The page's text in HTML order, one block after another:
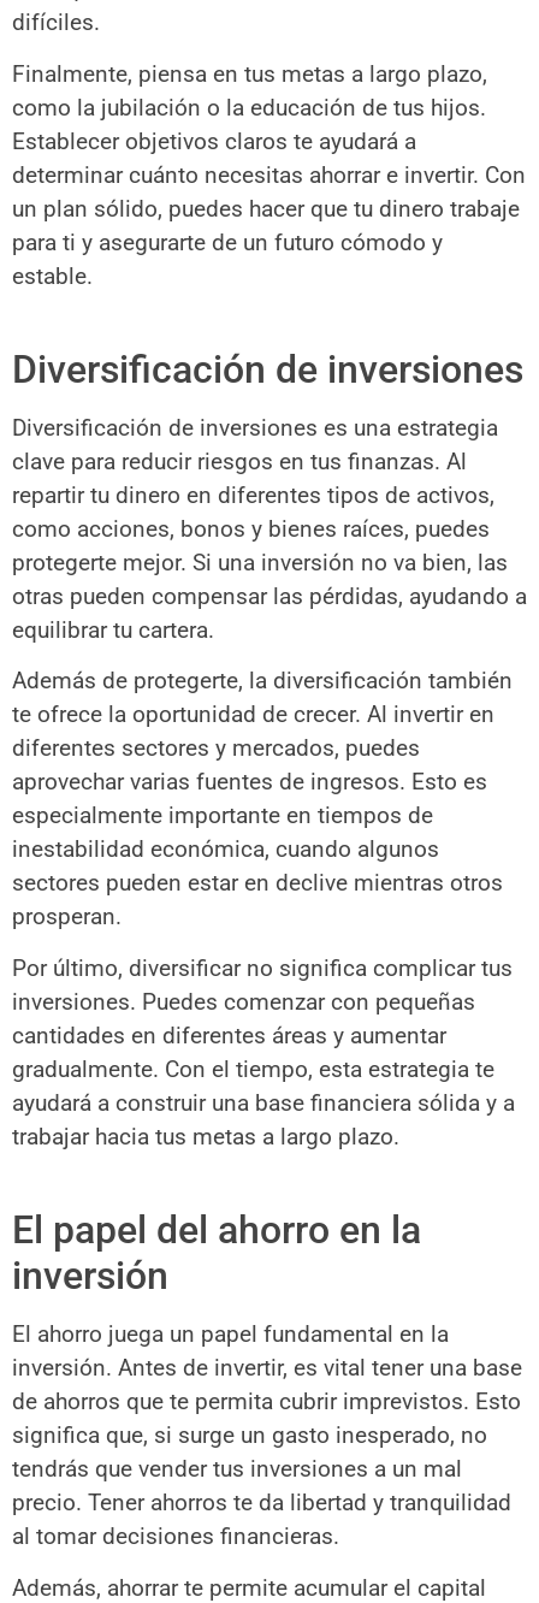
difíciles.
Finalmente, piensa en tus metas a largo plazo,
como la jubilación o la educación de tus hijos.
Establecer objetivos claros te ayudará a
determinar cuánto necesitas ahorrar e invertir. Con
un plan sólido, puedes hacer que tu dinero trabaje
para ti y asegurarte de un futuro cómodo y
estable.
Diversificación de inversiones
Diversificación de inversiones es una estrategia
clave para reducir riesgos en tus finanzas. Al
repartir tu dinero en diferentes tipos de activos,
como acciones, bonos y bienes raíces, puedes
protegerte mejor. Si una inversión no va bien, las
otras pueden compensar las pérdidas, ayudando a
equilibrar tu cartera.
Además de protegerte, la diversificación también
te ofrece la oportunidad de crecer. Al invertir en
diferentes sectores y mercados, puedes
aprovechar varias fuentes de ingresos. Esto es
especialmente importante en tiempos de
inestabilidad económica, cuando algunos
sectores pueden estar en declive mientras otros
prosperan.
Por último, diversificar no significa complicar tus
inversiones. Puedes comenzar con pequeñas
cantidades en diferentes áreas y aumentar
gradualmente. Con el tiempo, esta estrategia te
ayudará a construir una base financiera sólida y a
trabajar hacia tus metas a largo plazo.
El papel del ahorro en la
inversión
El ahorro juega un papel fundamental en la
inversión. Antes de invertir, es vital tener una base
de ahorros que te permita cubrir imprevistos. Esto
significa que, si surge un gasto inesperado, no
tendrás que vender tus inversiones a un mal
precio. Tener ahorros te da libertad y tranquilidad
al tomar decisiones financieras.
Además, ahorrar te permite acumular el capital